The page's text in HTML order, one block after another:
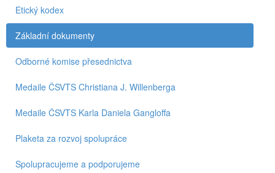
Etický kodex
Základní dokumenty
Odborné komise přesednictva
Medaile ČSVTS Christiana J. Willenberga
Medaile ČSVTS Karla Daniela Gangloffa
Plaketa za rozvoj spolupráce
Spolupracujeme a podporujeme